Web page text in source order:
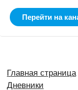
Перейти на
Главная страница
Дневники